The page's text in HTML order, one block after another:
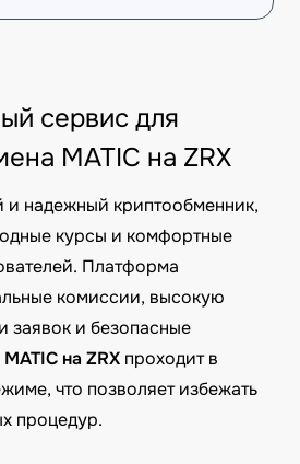
сервис для
MATIC на ZRX
и надежный криптообменник,
курсы и комфортные
Платформа
комиссии, высокую
заявок и безопасные
на ZRX проходит в
что позволяет избежать
процедур.